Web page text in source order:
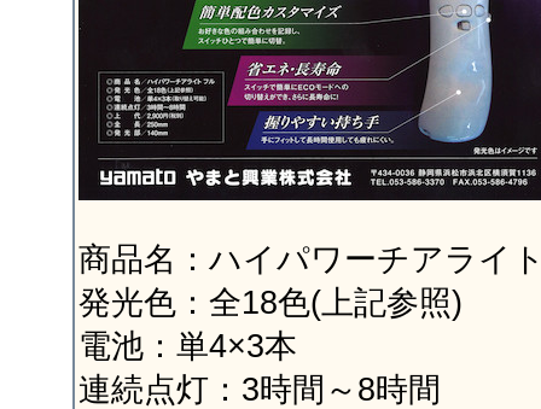
商品名：ハイパワーチアライ
発光色：全18色(上記参照)
電池：単4×3本
連続点灯：3時間～8時間